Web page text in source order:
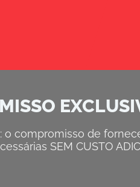
o compromisso de
SEM CUSTO